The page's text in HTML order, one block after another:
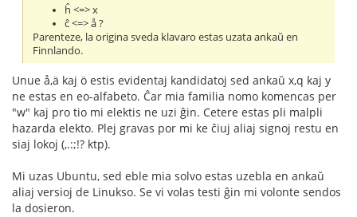
ĥ <=> x
ĉ <=> å ?
Parenteze, la origina sveda klavaro estas uzata ankaŭ en
Finnlando.
Unue å,ä kaj ö estis evidentaj kandidatoj sed ankaŭ x,q kaj y
ne estas en eo-alfabeto. Ĉar mia familia nomo komencas per
"w" kaj pro tio mi elektis ne uzi ĝin. Cetere estas pli malpli
hazarda elekto. Plej gravas por mi ke ĉiuj aliaj signoj restu en
siaj lokoj (,.:;!? ktp).
Mi uzas Ubuntu, sed eble mia solvo estas uzebla en ankaŭ
aliaj versioj de Linukso. Se vi volas testi ĝin mi volonte sendos
la dosieron.